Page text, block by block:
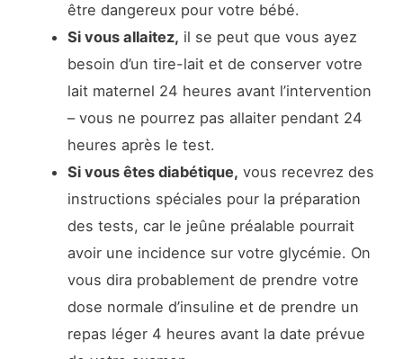
être dangereux pour votre bébé.
Si vous allaitez, il se peut que vous ayez
besoin d’un tire-lait et de conserver votre
lait maternel 24 heures avant l’intervention
– vous ne pourrez pas allaiter pendant 24
heures après le test.
Si vous êtes diabétique, vous recevrez des
instructions spéciales pour la préparation
des tests, car le jeûne préalable pourrait
avoir une incidence sur votre glycémie. On
vous dira probablement de prendre votre
dose normale d’insuline et de prendre un
repas léger 4 heures avant la date prévue